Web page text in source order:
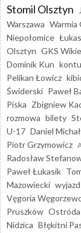
Stomil Olsztyn
Warszawa Warmia
Niepołomice
Olsztyn GKS
Dominik Kun
Pelikan Łowicz
Świderski Paweł
Piska Zbigniew
rozmowa bilety
U-17 Daniel
Piotr Grzymowicz
Radosław
Paweł Łukasik
Mazowiecki wyjazd
Vęgoria
Pruszków Ostróda
Nidzica Błękitni